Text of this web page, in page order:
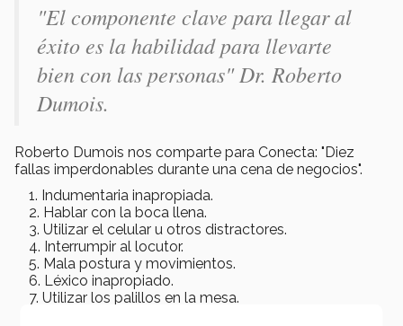
"El componente clave para llegar al
éxito es la habilidad para llevarte
bien con las personas" Dr. Roberto
Dumois.
Roberto Dumois nos comparte para Conecta: "Diez
fallas imperdonables durante una cena de negocios".
Indumentaria inapropiada.
Hablar con la boca llena.
Utilizar el celular u otros distractores.
Interrumpir al locutor.
Mala postura y movimientos.
Léxico inapropiado.
Utilizar los palillos en la mesa.